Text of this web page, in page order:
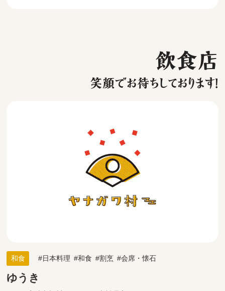
飲食店
笑顔でお待ちしております！
和食 日本料理 和食 割烹 会席・懐石
ゆうき